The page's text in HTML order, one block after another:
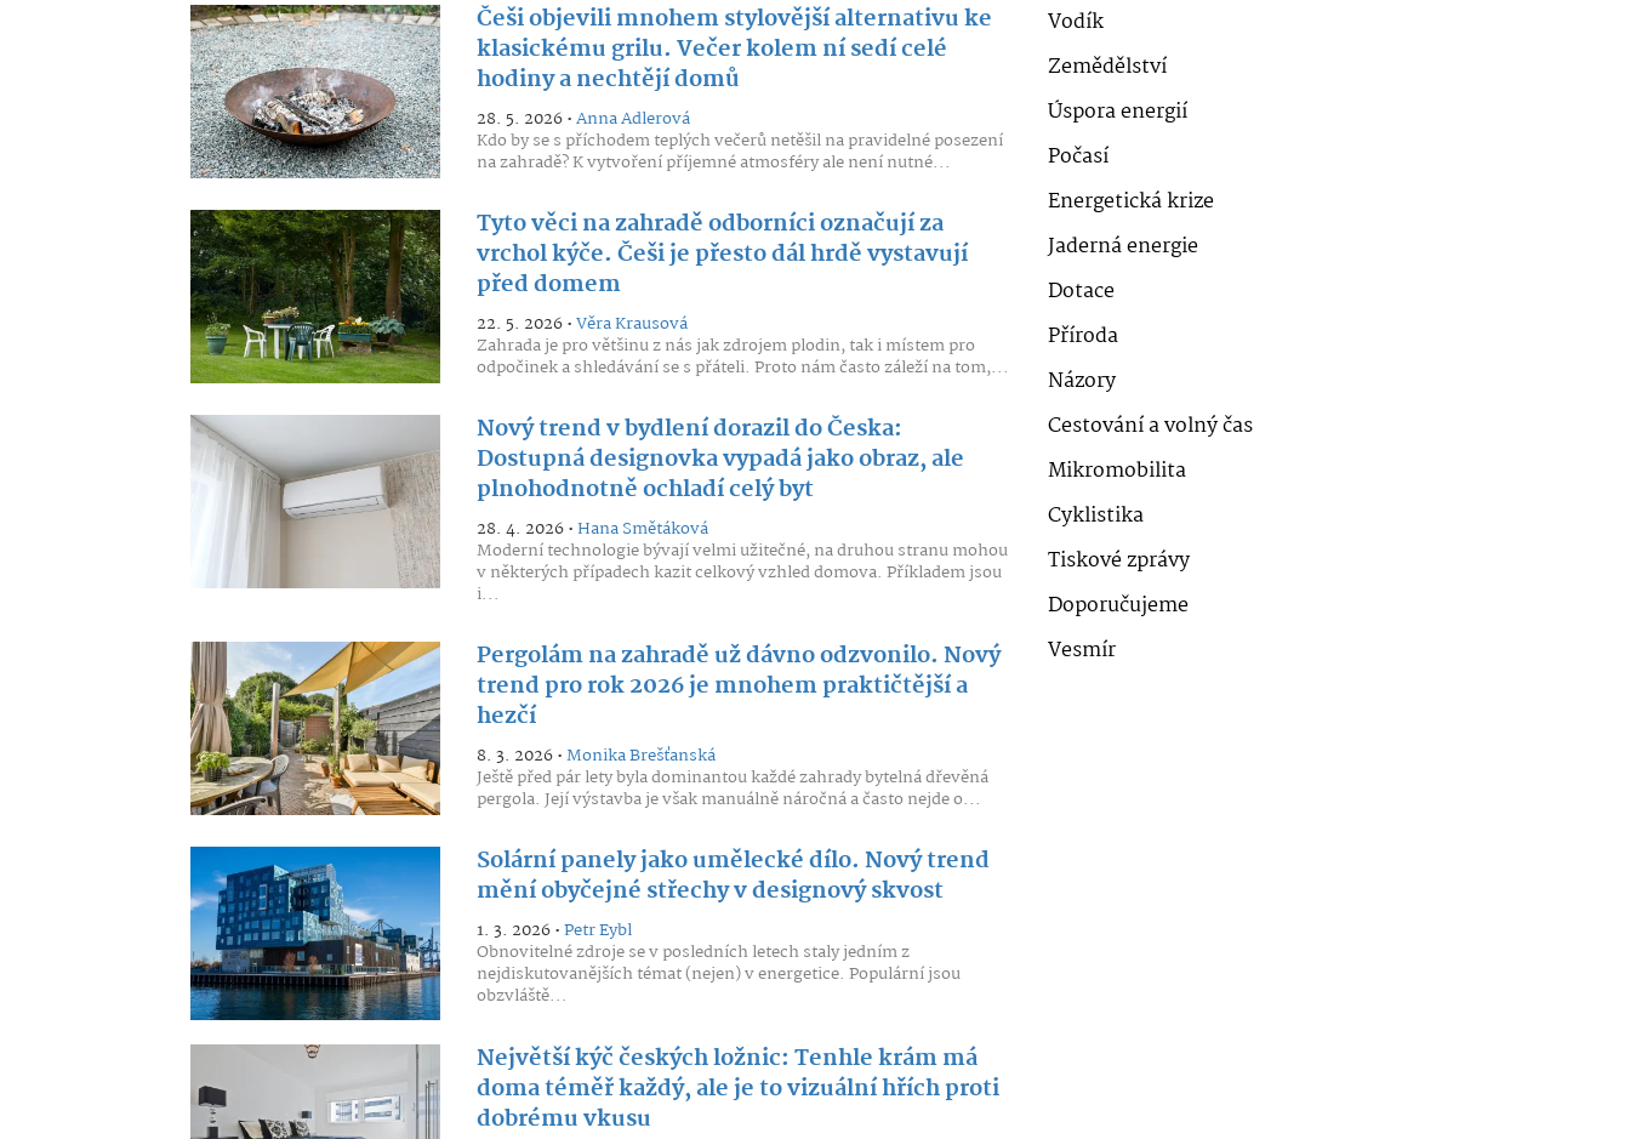
Češi objevili mnohem stylovější alternativu ke
klasickému grilu. Večer kolem ní sedí celé
hodiny a nechtějí domů
28. 5. 2026 •Anna Adlerová
Kdo by se s příchodem teplých večerů netěšil na pravidelné posezení
na zahradě? K vytvoření příjemné atmosféry ale není nutné...
Tyto věci na zahradě odborníci označují za
vrchol kýče. Češi je přesto dál hrdě vystavují
před domem
22. 5. 2026 •Věra Krausová
Zahrada je pro většinu z nás jak zdrojem plodin, tak i místem pro
odpočinek a shledávání se s přáteli. Proto nám často záleží na tom,...
Nový trend v bydlení dorazil do Česka:
Dostupná designovka vypadá jako obraz, ale
plnohodnotně ochladí celý byt
28. 4. 2026 •Hana Smětáková
Moderní technologie bývají velmi užitečné, na druhou stranu mohou
v některých případech kazit celkový vzhled domova. Příkladem jsou
i...
Pergolám na zahradě už dávno odzvonilo. Nový
trend pro rok 2026 je mnohem praktičtější a
hezčí
8. 3. 2026 •Monika Brešťanská
Ještě před pár lety byla dominantou každé zahrady bytelná dřevěná
pergola. Její výstavba je však manuálně náročná a často nejde o...
Solární panely jako umělecké dílo. Nový trend
mění obyčejné střechy v designový skvost
1. 3. 2026 •Petr Eybl
Obnovitelné zdroje se v posledních letech staly jedním z
nejdiskutovanějších témat (nejen) v energetice. Populární jsou
obzvláště...
Největší kýč českých ložnic: Tenhle krám má
doma téměř každý, ale je to vizuální hřích proti
dobrému vkusu
Vodík
Zemědělství
Úspora energií
Počasí
Energetická krize
Jaderná energie
Dotace
Příroda
Názory
Cestování a volný čas
Mikromobilita
Cyklistika
Tiskové zprávy
Doporučujeme
Vesmír